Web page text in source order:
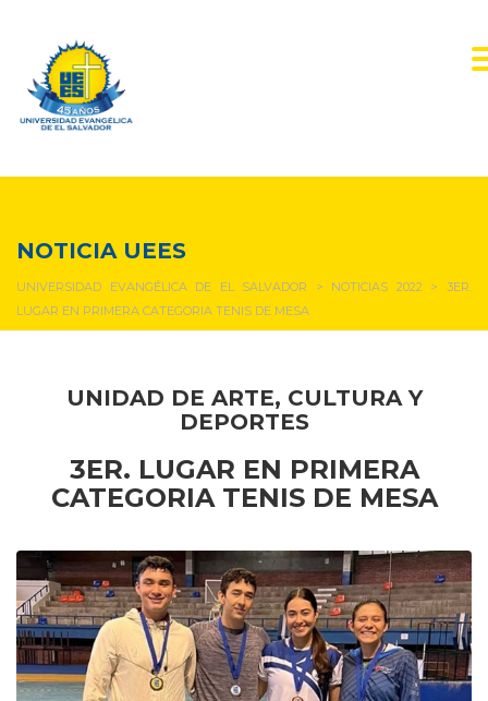
NOTICIA UEES
UNIVERSIDAD EVANGÉLICA DE EL SALVADOR > NOTICIAS 2022>3ER.
LUGAR EN PRIMERA CATEGORIA TENIS DE MESA
UNIDAD DE ARTE, CULTURA Y
DEPORTES
3ER. LUGAR EN PRIMERA
CATEGORIA TENIS DE MESA